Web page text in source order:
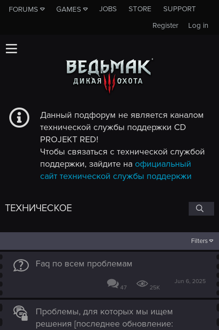
FORUMS GAMES JOBS STORE
SUPPORT
Log in
Register
Данный подфорум не является каналом
технической службы поддержки CD
PROJEKT RED!
Чтобы связаться с технической службой
поддержки, зайдите на официальный
сайт технической службы поддеркжи
ТЕХНИЧЕСКОЕ
Filters
Faq по всем проблемам
47 25K
Jun 6, 2025
Проблемы, для которых мы ищем
решения [последнее обновление: